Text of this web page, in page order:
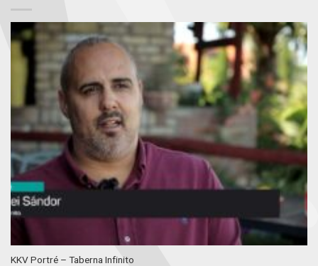
KKV Portré – Taberna Infinito